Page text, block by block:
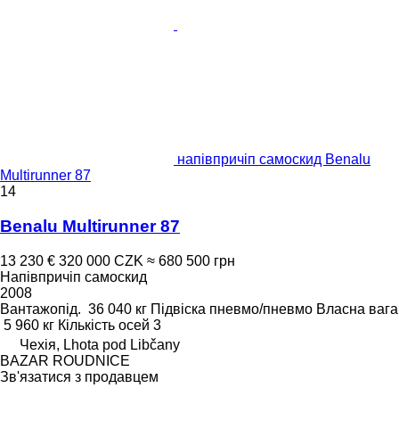
напівпричіп самоскид Benalu
Multirunner 87
14
Benalu Multirunner 87
13 230 € 320 000 CZK ≈ 680 500 грн
Напівпричіп самоскид
2008
Вантажопід. 36 040 кг Підвіска пневмо/пневмо Власна вага
5 960 кг Кількість осей 3
Чехія, Lhota pod Libčany
BAZAR ROUDNICE
Зв'язатися з продавцем